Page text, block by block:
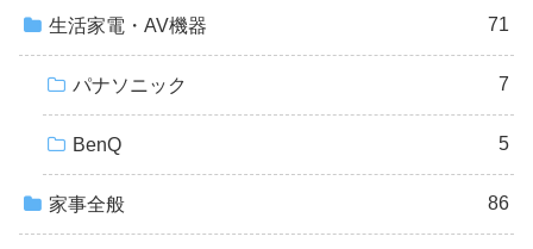
生活家電・AV機器 71
パナソニック 7
BenQ 5
家事全般 86